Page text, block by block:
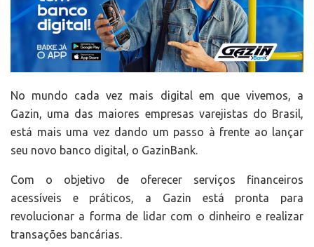
No mundo cada vez mais digital em que vivemos, a
Gazin, uma das maiores empresas varejistas do Brasil,
está mais uma vez dando um passo à frente ao lançar
seu novo banco digital, o GazinBank.
Com o objetivo de oferecer serviços financeiros
acessíveis e práticos, a Gazin está pronta para
revolucionar a forma de lidar com o dinheiro e realizar
transações bancárias.